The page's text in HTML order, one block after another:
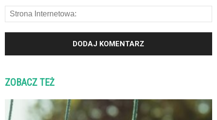
ZOBACZ TEŻ